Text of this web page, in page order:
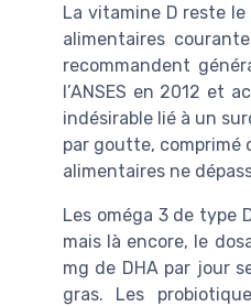
La vitamine D reste
alimentaires
recommandent
l’ANSES en 2012 et
indésirable lié à un
par goutte, comprimé
alimentaires ne
Les oméga 3 de type
mais là encore, le
mg de DHA par jour
gras. Les